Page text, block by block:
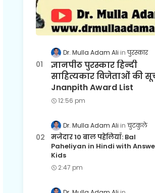
Dr. Mulla Adam Ali पुरस्कार
ज्ञानपीठ पुरस्कार हिन्दी
साहित्यकार विजेताओं की
Jnanpith Award List
12:56 pm
Dr. Mulla Adam Ali चुटकुले
मजेदार 10 बाल पहेलियाँ: Bal
Paheliyan in Hindi with
Kids
2:47 pm